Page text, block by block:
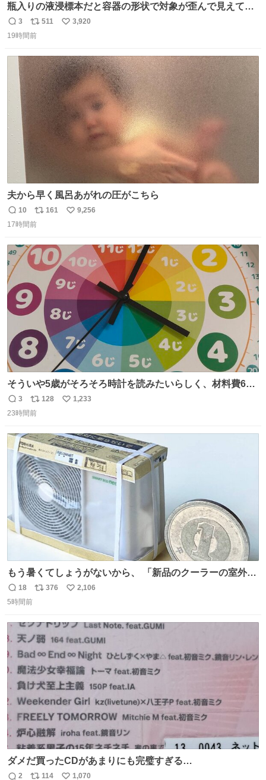
瓶入りの液浸標本だと容器の形状で対象が歪んで見えてし
まうことから、なるべく歪みがない状態で観察しやすいよ
うにこのような形で保存していると前に科博の先生から教
返
信
3
リ
ポ
ト
数
511
い
数
3,920
19時間前
夫から早く風呂あがれの圧がこちら
返
信
10
リ
ポ
ト
数
161
い
数
9,256
17時間前
そういや5歳がそろそろ時計を読みたいらしく、材料費600
円で作れる知育時計作ってみた！ めっちゃ簡単！ ありがと
う先人！
返
信
3
リ
ポ
ト
数
128
い
数
1,233
23時間前
もう暑くてしょうがないから、 「新品のクーラーの室外機
のミニチュア」 でも見ていってよ
返
信
18
リ
ト
数
376
い
数
2,106
5時間前
ダメだ買ったCDがあまりにも完璧すぎる…
2 114 1,070